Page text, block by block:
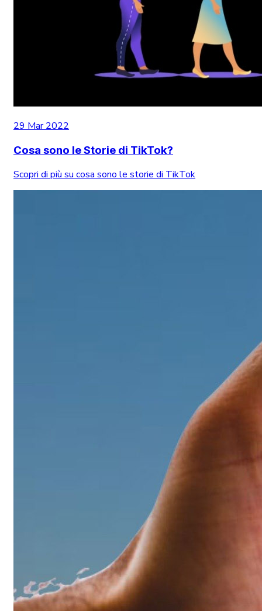
29 Mar 2022
Cosa sono le Storie di TikTok?
Scopri di più su cosa sono le storie di TikTok